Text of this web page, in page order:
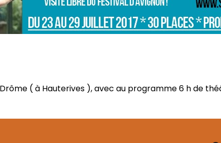
Drôme ( à Hauterives ), avec au programme 6 h de